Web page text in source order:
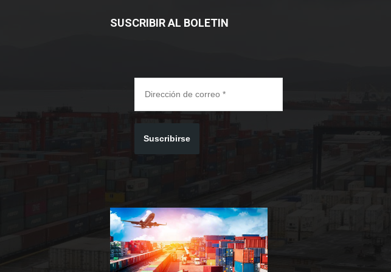
SUSCRIBIR AL BOLETIN
Suscribirse